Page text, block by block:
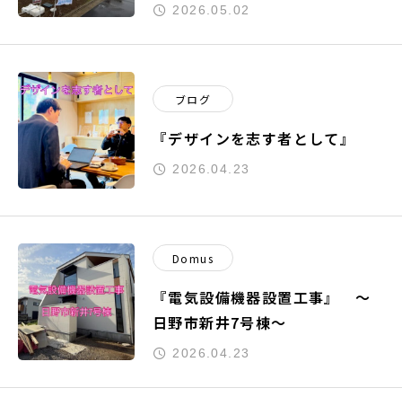
2026.05.02
ブログ
『デザインを志す者として』
2026.04.23
Domus
『電気設備機器設置工事』 ～
日野市新井7号棟～
2026.04.23